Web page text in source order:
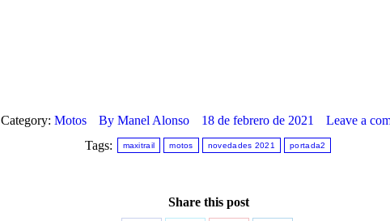
Category: Motos By Manel Alonso 18 de febrero de 2021
Leave a
Tags:
maxitrail motos novedades 2021 portada2
Share this post